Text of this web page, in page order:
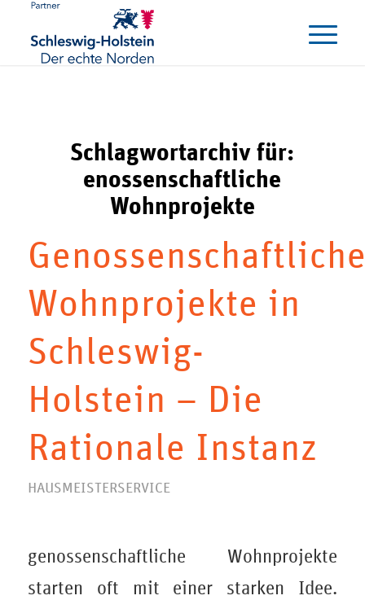
Schlagwortarchiv für:
enossenschaftliche
Wohnprojekte
Wohnprojekte in
Schleswig-
Holstein – Die
Rationale Instanz
HAUSMEISTERSERVICE
genossenschaftliche Wohnprojekte
starten oft mit einer starken Idee.